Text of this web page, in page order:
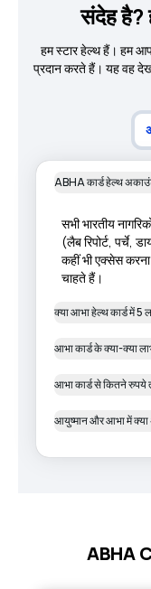
संदेह है?
हम स्टार हेल्थ हैं। हम
प्रदान करते हैं। यह वह
ABHA कार्ड हेल्थ
सभी भारतीय
(लैब रिपोर्ट, पर्चे,
कहीं भी एक्सेस
चाहते हैं।
क्या आभा हेल्थ कार्ड में 5
आभा कार्ड के क्या-क्या
आभा कार्ड से कितने रुपये
आयुष्मान और आभा में
ABHA